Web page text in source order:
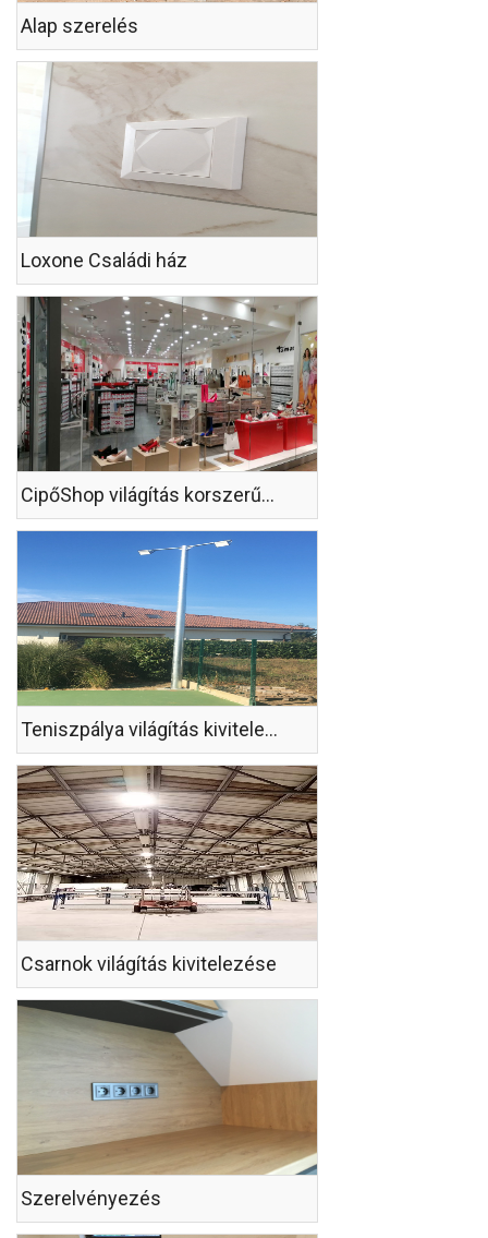
Alap szerelés
Loxone Családi ház
CipőShop világítás korszerűsítés
Teniszpálya világítás kivitelezése
Csarnok világítás kivitelezése
Szerelvényezés